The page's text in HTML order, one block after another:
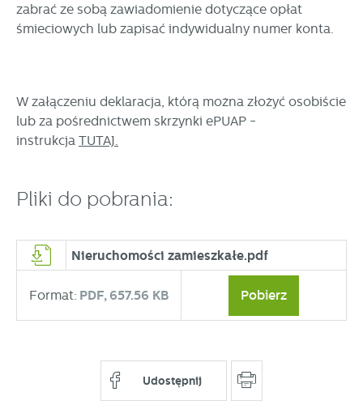
zabrać ze sobą zawiadomienie dotyczące opłat
śmieciowych lub zapisać indywidualny numer konta.
W załączeniu deklaracja, którą można złożyć osobiście
lub za pośrednictwem skrzynki ePUAP -
instrukcja TUTAJ.
Pliki do pobrania:
Nieruchomości zamieszkałe.pdf
Format: PDF, 657.56 KB Pobierz
Udostępnij